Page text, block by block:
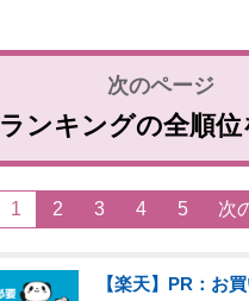
ランキングの全順位
1 2 3 4 5 次
【楽天】PR：お